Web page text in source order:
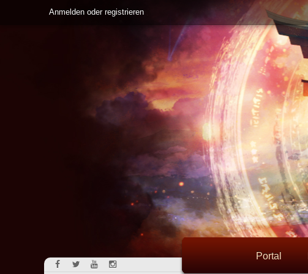
Anmelden oder registrieren
Portal